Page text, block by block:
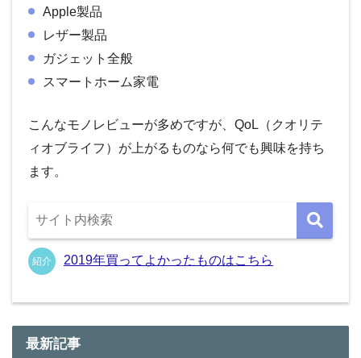
Apple製品
レザー製品
ガジェット全般
スマートホーム家電
こんなモノレビューが多めですが、QoL（クオリテ
ィオブライフ）が上がるものなら何でも興味を持ち
ます。
紹介 2019年買ってよかったものはこちら
最新記事